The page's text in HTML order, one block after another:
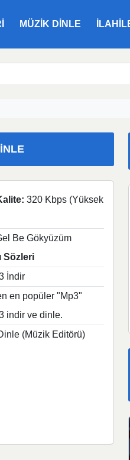
MÜZIK DINLE
320 Kbps (Yüksek
Be Gökyüzüm
Sözleri
İndir
en popüler "Mp3"
indir ve dinle.
(Müzik Editörü)